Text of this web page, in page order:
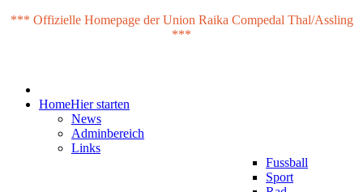
*** Offizielle Homepage der Union Raika Compedal Thal/Assling
***
HomeHier starten
News
Adminbereich
Links
Fussball
Sport